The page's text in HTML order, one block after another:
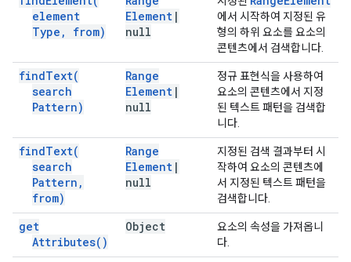
element
Type , from)
Element |
null
에서 시작하여 지정된 유
형의 하위 요소를 요소의
콘텐츠에서 검색합니다.
findText(
search
Pattern)
Range
Element |
null
정규 표현식을 사용하여
요소의 콘텐츠에서 지정
된 텍스트 패턴을 검색합
니다.
findText(
search
Pattern ,
from)
Range
Element |
null
지정된 검색 결과부터 시
작하여 요소의 콘텐츠에
서 지정된 텍스트 패턴을
검색합니다.
get
Attributes( )
Object
요소의 속성을 가져옵니
다.